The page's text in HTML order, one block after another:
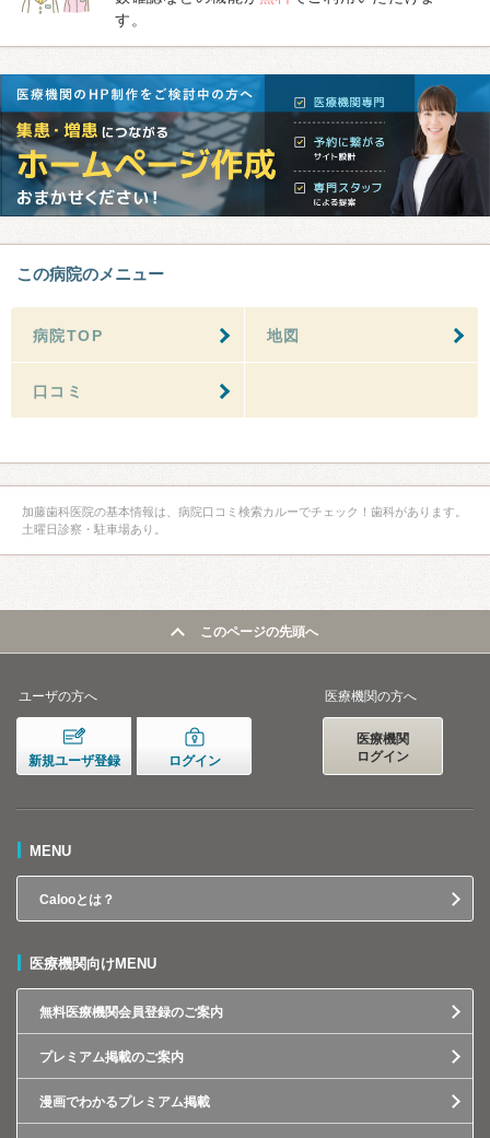
す。
この病院のメニュー
病院TOP 地図
口コミ
加藤歯科医院の基本情報は、病院口コミ検索カルーでチェック！歯科があります。
土曜日診察・駐車場あり。
このページの先頭へ
ユーザの方へ
新規ユーザ登録 ログイン
医療機関の方へ
医療機関
ログイン
MENU
Calooとは？
医療機関向けMENU
無料医療機関会員登録のご案内
プレミアム掲載のご案内
漫画でわかるプレミアム掲載